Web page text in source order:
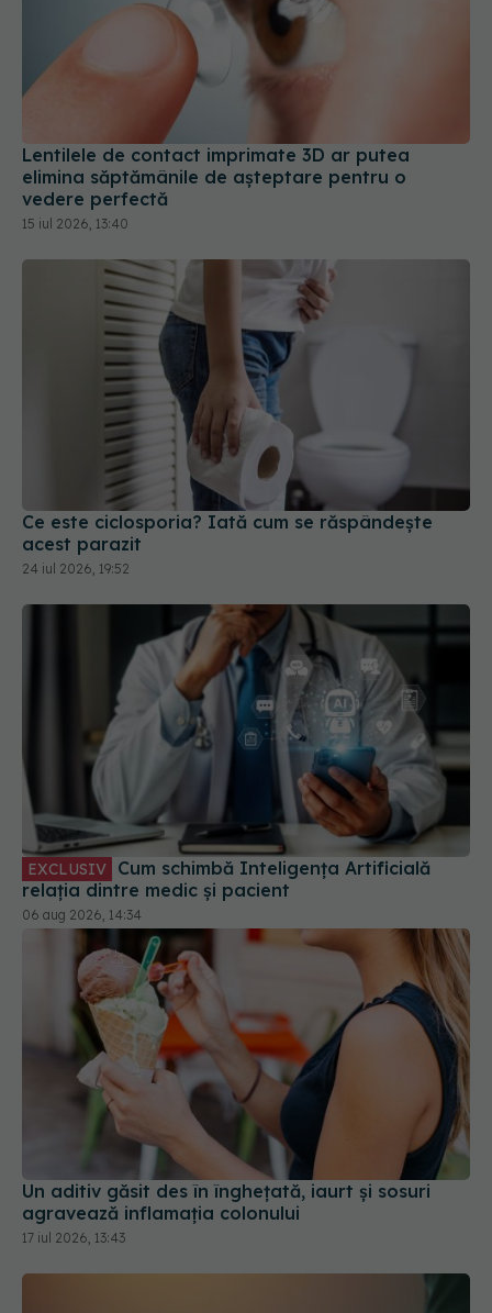
Lentilele de contact imprimate 3D ar putea
elimina săptămânile de așteptare pentru o
vedere perfectă
Ce este ciclosporia? Iată cum se răspândește
acest parazit
24 iul 2026, 19:52
EXCLUSIV
relația dintre medic și pacient
06 aug 2026, 14:34
Un aditiv găsit des în înghețată, iaurt și sosuri
agravează inflamația colonului
17 iul 2026, 13:43